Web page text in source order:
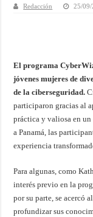
Redacción 25/09/
El programa
jóvenes mujeres de
de la ciberseguridad.
participaron gracias al
práctica y valiosa en
a Panamá, las
experiencia
Para algunas, como
interés previo en la
por su parte, se acercó
profundizar sus